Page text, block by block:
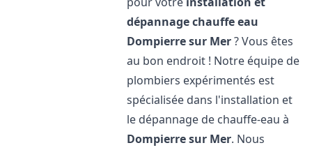
dépannage chauffe eau
Dompierre sur Mer? Vous êtes
au bon endroit ! Notre équipe de
plombiers expérimentés est
spécialisée dans l'installation et
le dépannage de chauffe-eau à
Dompierre sur Mer. Nous